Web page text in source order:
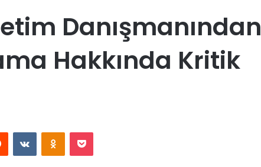
Danışmanından
Hakkında Kritik